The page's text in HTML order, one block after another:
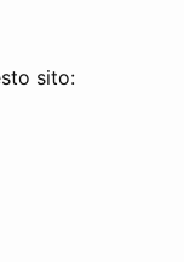
sito: